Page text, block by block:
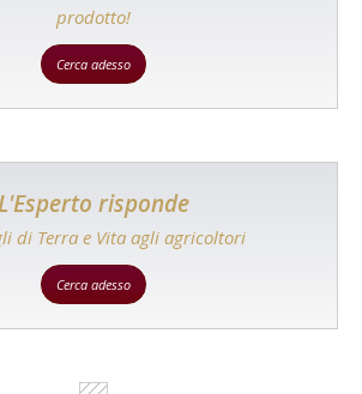
prodotto!
Cerca adesso
risponde
di Terra e Vita agli agricoltori
Cerca adesso